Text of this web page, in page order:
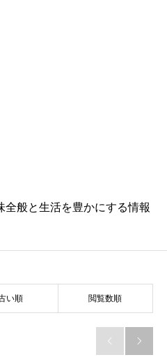
全般と生活を豊かにする情報
い順 閲覧数順
 